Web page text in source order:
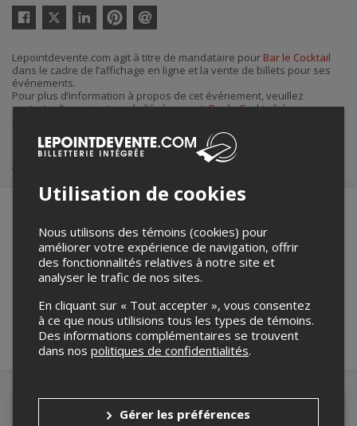
Twitter
courriel
Lepointdevente.com agit à titre de mandataire pour Bar le Cocktail
dans le cadre de l’affichage en ligne et la vente de billets pour ses
événements.
Pour plus d’information à propos de cet événement, veuillez
contacter l’organisateur de l’événement,Bar le Cocktail, à
Achat de billets
Merci de confirmer que vous n'êtes pas un
robot ci-bas.
Détails de l'événement
Utilisation de cookies
Nous utilisons des témoins (cookies) pour
améliorer votre expérience de navigation, offrir
des fonctionnalités relatives à notre site et
analyser le trafic de nos sites.
En cliquant sur « Tout accepter », vous consentez
à ce que nous utilisions tous les types de témoins.
Des informations complémentaires se trouvent
dans nos politiques de confidentialités.
Gérer les préférences